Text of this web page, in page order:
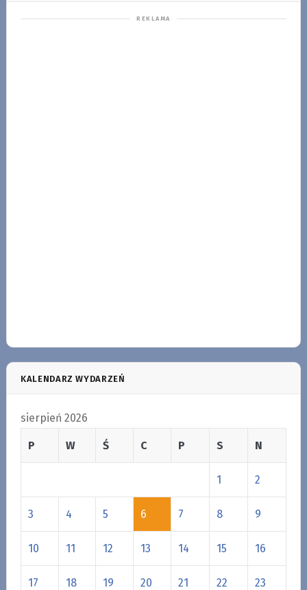
KALENDARZ WYDARZEŃ
sierpień 2026
P W Ś C P S N
1 2
3 4 5 6 7 8 9
10 11 12 13 14 15 16
17 18 19 20 21 22 23